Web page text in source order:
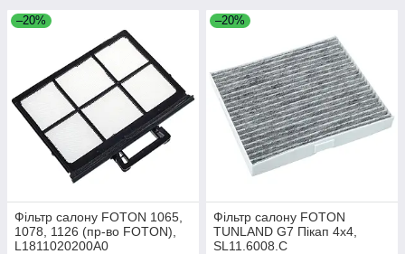
–20%
Фільтр салону FOTON 1065,
1078, 1126 (пр-во FOTON),
L1811020200A0
–20%
Фільтр салону FOTON
TUNLAND G7 Пікап 4х4,
SL11.6008.C